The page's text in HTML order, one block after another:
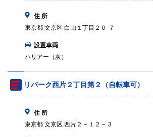
住 所
東京都 文京区 白山１丁目２０‐７
設置車両
ハリアー（灰）
リパーク西片２丁目第２（自転車可）
住 所
東京都 文京区 西片２－１２－３